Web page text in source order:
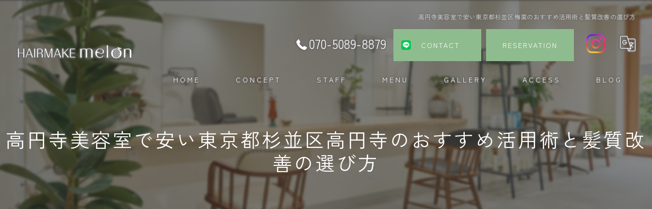
高円寺美容室で安い東京都杉並区梅里のおすすめ活用術と髪質改善の選び方
070-5089-8879 CONTACT RESERVATION
HOME CONCEPT STAFF MENU GALLERY ACCESS BLOG
高円寺美容室で安い東京都杉並区高円寺のおすすめ活用術と髪質改
善の選び方